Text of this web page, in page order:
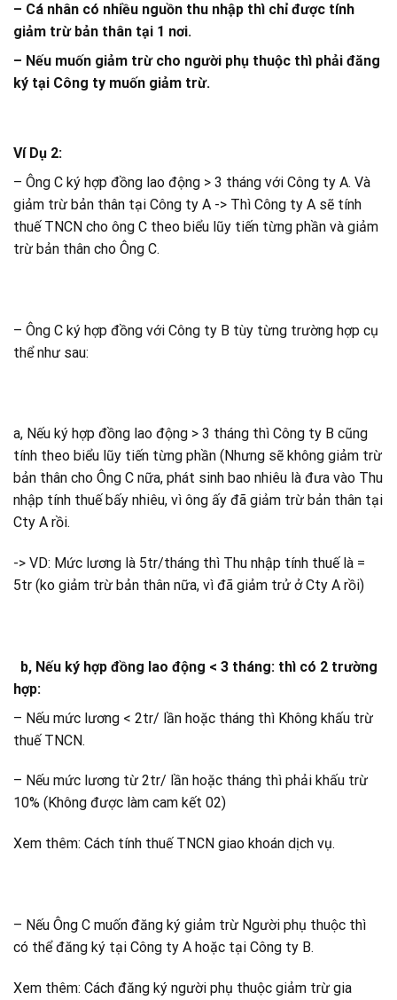
– Cá nhân có nhiều nguồn thu nhập thì chỉ được tính
giảm trừ bản thân tại 1 nơi.
– Nếu muốn giảm trừ cho người phụ thuộc thì phải đăng
ký tại Công ty muốn giảm trừ.
Ví Dụ 2:
– Ông C ký hợp đồng lao động > 3 tháng với Công ty A. Và
giảm trừ bản thân tại Công ty A -> Thì Công ty A sẽ tính
thuế TNCN cho ông C theo biểu lũy tiến từng phần và giảm
trừ bản thân cho Ông C.
– Ông C ký hợp đồng với Công ty B tùy từng trường hợp cụ
thể như sau:
a, Nếu ký hợp đồng lao động > 3 tháng thì Công ty B cũng
tính theo biểu lũy tiến từng phần (Nhưng sẽ không giảm trừ
bản thân cho Ông C nữa, phát sinh bao nhiêu là đưa vào Thu
nhập tính thuế bấy nhiêu, vì ông ấy đã giảm trừ bản thân tại
Cty A rồi.
-> VD: Mức lương là 5tr/tháng thì Thu nhập tính thuế là =
5tr (ko giảm trừ bản thân nữa, vì đã giảm trử ở Cty A rồi)
b, Nếu ký hợp đồng lao động < 3 tháng: thì có 2 trường
hợp:
– Nếu mức lương < 2tr/ lần hoặc tháng thì Không khấu trừ
thuế TNCN.
– Nếu mức lương từ 2tr/ lần hoặc tháng thì phải khấu trừ
10% (Không được làm cam kết 02)
Xem thêm: Cách tính thuế TNCN giao khoán dịch vụ.
– Nếu Ông C muốn đăng ký giảm trừ Người phụ thuộc thì
có thể đăng ký tại Công ty A hoặc tại Công ty B.
Xem thêm: Cách đăng ký người phụ thuộc giảm trừ gia